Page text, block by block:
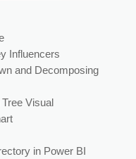
Influencers
and Decomposing
Visual
in Power BI